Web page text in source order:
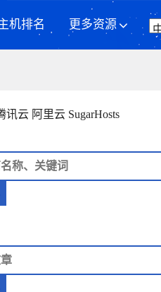
机排名 更多资源
讯云 阿里云 SugarHosts